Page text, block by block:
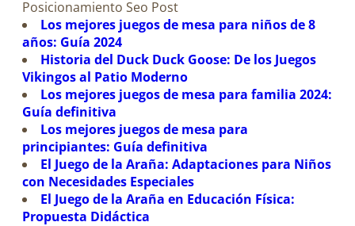
Posicionamiento Seo Post
Los mejores juegos de mesa para niños de 8
años: Guía 2024
Historia del Duck Duck Goose: De los Juegos
Vikingos al Patio Moderno
Los mejores juegos de mesa para familia 2024:
Guía definitiva
Los mejores juegos de mesa para
principiantes: Guía definitiva
El Juego de la Araña: Adaptaciones para Niños
con Necesidades Especiales
El Juego de la Araña en Educación Física:
Propuesta Didáctica